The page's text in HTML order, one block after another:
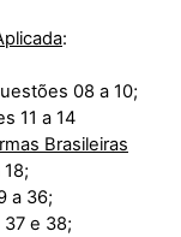
:
08 a 10;
11 a 14
Brasileiras
a 36;
e 38;